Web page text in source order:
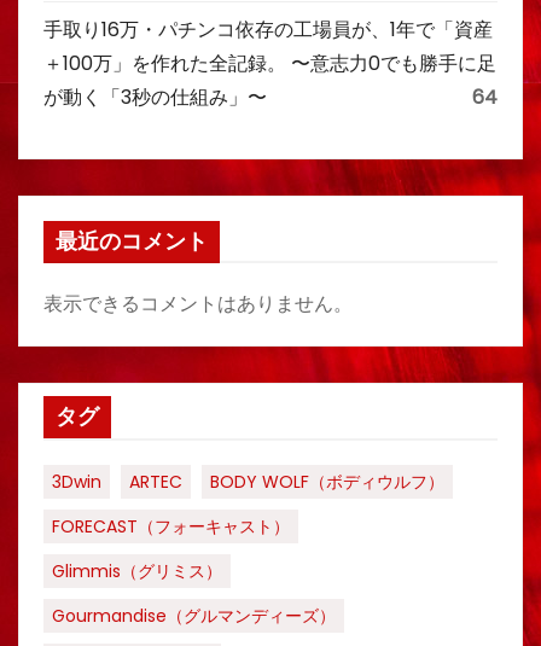
手取り16万・パチンコ依存の工場員が、1年で「資産
＋100万」を作れた全記録。 〜意志力0でも勝手に足
が動く「3秒の仕組み」〜
64
最近のコメント
表示できるコメントはありません。
タグ
3Dwin ARTEC
BODY WOLF（ボディウルフ）
FORECAST（フォーキャスト）
Glimmis（グリミス）
Gourmandise（グルマンディーズ）